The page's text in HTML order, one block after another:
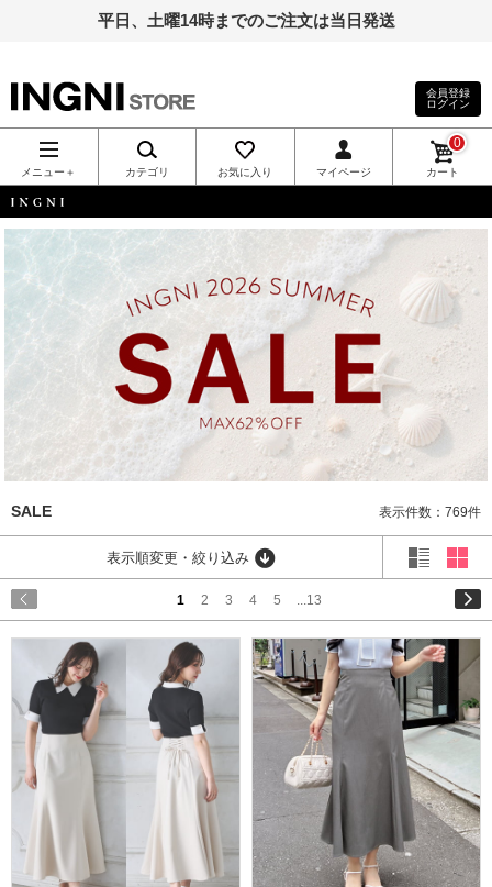
平日、土曜14時までのご注文は当日発送
INGNI（イン
グ）公式通
販｜INGNI
STORE
会員登録
ログイン
メニュー＋ カテゴリ お気に入り マイページ カート
0
INGNI
SALE 表示件数：769件
表示順変更・絞り込み
1 2 3 4 5 ...13